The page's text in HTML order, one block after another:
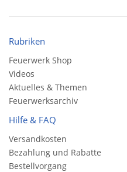
Rubriken
Feuerwerk Shop
Videos
Aktuelles & Themen
Feuerwerksarchiv
Hilfe & FAQ
Versandkosten
Bezahlung und Rabatte
Bestellvorgang